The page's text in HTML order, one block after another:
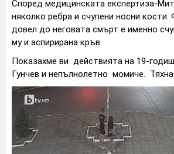
Според медицинската експертиза-
няколко ребра и счупени носни
довел до неговата смърт е именно
му и аспирирана кръв.
Показахме ви действията на 19-
Гунчев и непълнолетно момиче.